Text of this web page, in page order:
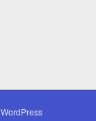
WordPress